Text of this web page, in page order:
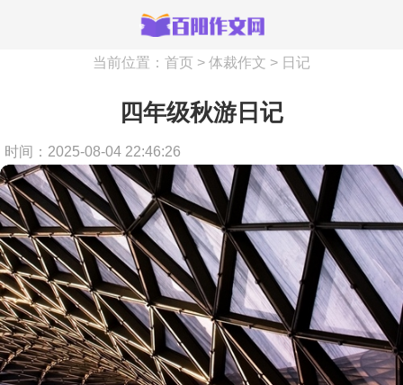
当前位置： 首页 > 体裁作文 > 日记
四年级秋游日记
时间：2025-08-04 22:46:26